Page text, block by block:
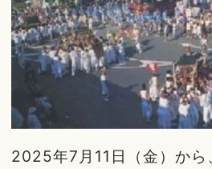
2025年7月11日（金）から